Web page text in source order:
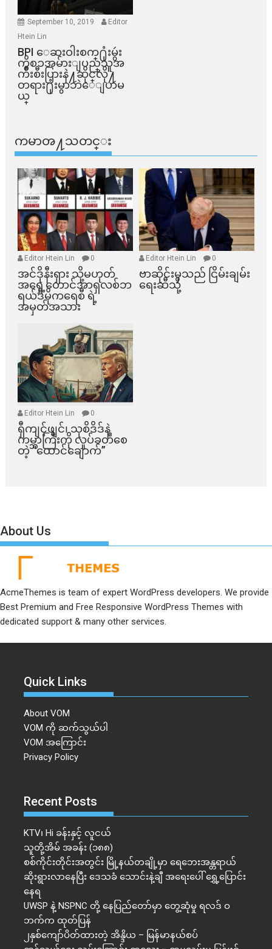
September 10, 2019
Editor
Htein Lin
BPI ​ေဆးဝါးစက္​႐ုံးမွဴး
ကိစၥအမ်ားျပည္​သူအ
က်ိဳးစီးပြားနဲ႔ဆိုင္​လို႔
တရား႐ုံးမွာဘဲေျပာမ
ယ္​
ကမာၻ႔သတင္း
Editor Htein Lin 0
အင်ဒိုနီးရှား သို့မဟုတ်
အရှေ့တောင်အာရှလစ်ဘ
ရယ်ဒီမိုကရေစီ ရဲ့
အမှတ်အသား
Editor Htein Lin 0
ဗာဆိုင်းမှသည် ငြိမ်းချမ်း
ရေးဆီသို့
Editor Htein Lin 0
ရှီကျင့်ဖျင်၊ သုစိဒိဒ်နဲ့
ကမ္ဘာကြီးကို လှုပ်ခတ်စေ
တဲ့ “ထောင်ချောက်”
About Us
AcmeThemes is team of expert WordPress developers. We provide
Best Premium and Free Responsive WordPress Themes with
dedicated support & many other services.
Quick Links
About VOM
VOM ကို ဆက်သွယ်ပါ
VOM အကြောင်း
Privacy Policy
Recent Posts
KTV၊ Hi ခန်းနှင့် လူငယ်
သူတို့အိမ် အခန်း (၁၈၈)
စစ်ကိုင်းတိုင်းအတွင်း မြို့နယ်တချို့မှာ ရေဘေးအန္တရာယ်
ဆိုးရွားလာနေပြီး ဒေသခံ သောင်းနဲ့ချီ အရေးပေါ် ရွှေ့ပြောင်း
နေရ
UWSP နဲ့ NSPNC တို့ နေပြည်တော်မှာ တွေ့ဆုံမှု ရလဒ် ဝ
ဘက်က ထုတ်ပြန်
၂နှစ်​ကျော်ပိတ်ထားတဲ့ အိန္ဒိယ – မြန်မာနယ်စပ်